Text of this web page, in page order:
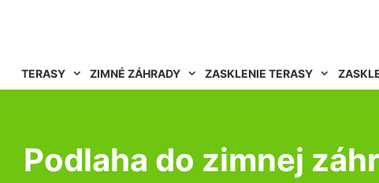
TERASY ZIMNÉ ZÁHRADY ZASKLENIE TERASY
Podlaha do zimnej